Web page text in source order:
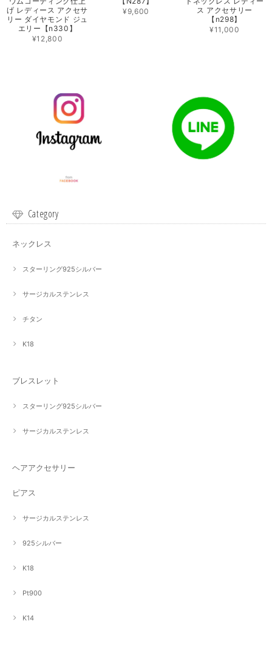
げ レディース アクセサ
リー ダイヤモンド ジュ
エリー【n330】
¥12,800
¥9,600
ス アクセサリー
【n298】
¥11,000
Category
ネックレス
スターリング925シルバー
サージカルステンレス
チタン
K18
ブレスレット
スターリング925シルバー
サージカルステンレス
ヘアアクセサリー
ピアス
サージカルステンレス
925シルバー
K18
Pt900
K14